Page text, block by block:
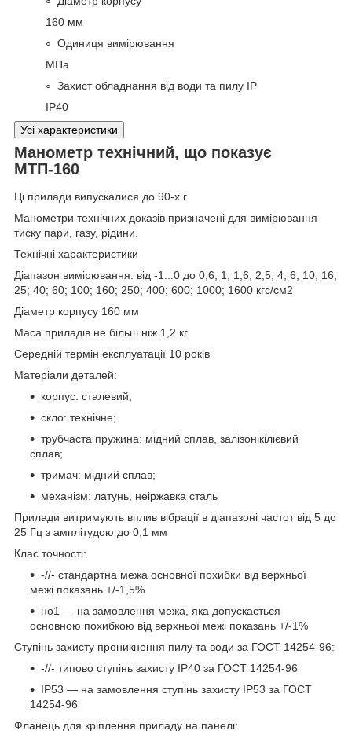
160 мм
Одиниця вимірювання
МПа
Захист обладнання від води та пилу IP
IP40
Усі характеристики
Манометр технічний, що показує
МТП-160
Ці прилади випускалися до 90-х г.
Манометри технічних доказів призначені для вимірювання
тиску пари, газу, рідини.
Технічні характеристики
Діапазон вимірювання: від -1...0 до 0,6; 1; 1,6; 2,5; 4; 6; 10; 16;
25; 40; 60; 100; 160; 250; 400; 600; 1000; 1600 кгс/см2
Діаметр корпусу 160 мм
Маса приладів не більш ніж 1,2 кг
Середній термін експлуатації 10 років
Матеріали деталей:
корпус: сталевий;
скло: технічне;
трубчаста пружина: мідний сплав, залізонікілієвий
сплав;
тримач: мідний сплав;
механізм: латунь, неіржавка сталь
Прилади витримують вплив вібрації в діапазоні частот від 5 до
25 Гц з амплітудою до 0,1 мм
Клас точності:
-//- стандартна межа основної похибки від верхньої
межі показань +/-1,5%
нo1 — на замовлення межа, яка допускається
основною похибкою від верхньої межі показань +/-1%
Ступінь захисту проникнення пилу та води за ГОСТ 14254-96:
-//- типово ступінь захисту IP40 за ГОСТ 14254-96
IP53 — на замовлення ступінь захисту IP53 за ГОСТ
14254-96
Фланець для кріплення приладу на панелі: